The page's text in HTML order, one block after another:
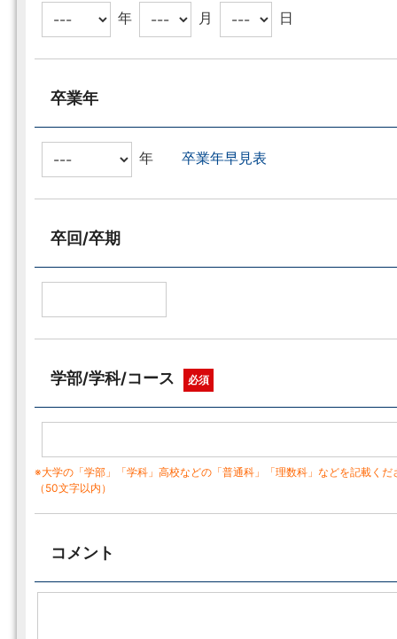
年 月 日
卒業年
年卒業年早見表
卒回/卒期
学部/学科/コース 必須
※大学の「学部」「学科」高校などの「普通科」「理数科」などを記載くだ
（50文字以内）
コメント